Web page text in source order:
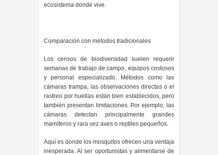
ecosistema donde vive.
Comparación con métodos tradicionales
Los censos de biodiversidad suelen requerir
semanas de trabajo de campo, equipos costosos
y personal especializado. Métodos como las
cámaras trampa, las observaciones directas o el
rastreo por huellas están bien establecidos, pero
también presentan limitaciones. Por ejemplo, las
cámaras detectan principalmente grandes
mamíferos y rara vez aves o reptiles pequeños.
Aquí es donde los mosquitos ofrecen una ventaja
inesperada. Al ser oportunistas y alimentarse de